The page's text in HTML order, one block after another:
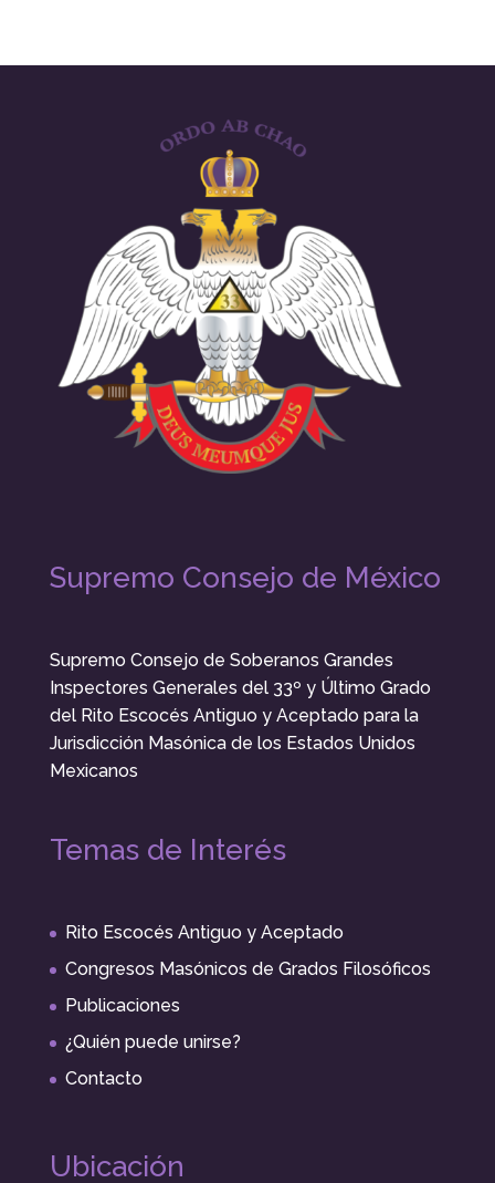
Supremo Consejo de México
Supremo Consejo de Soberanos Grandes
Inspectores Generales del 33º y Último Grado
del Rito Escocés Antiguo y Aceptado para la
Jurisdicción Masónica de los Estados Unidos
Mexicanos
Temas de Interés
Rito Escocés Antiguo y Aceptado
Congresos Masónicos de Grados Filosóficos
Publicaciones
¿Quién puede unirse?
Contacto
Ubicación